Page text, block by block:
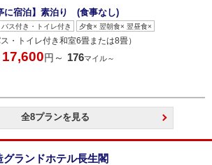
に宿泊】素泊り (食事なし)
バス付き・トイレ付き 夕食× 翌朝食× 翌昼食×
・トイレ付き和室6畳または8畳）
17,600円～ 176マイル～
全8プランを見る
グランドホテル長生閣